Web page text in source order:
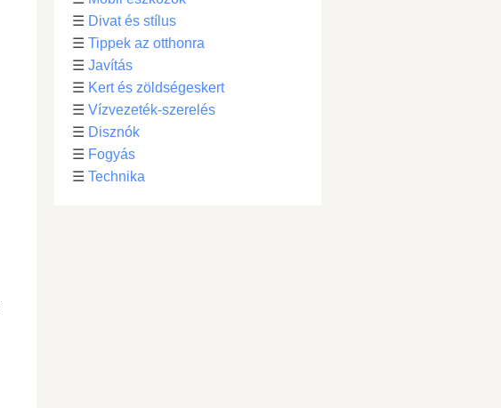
☰ Divat és stílus
☰ Tippek az otthonra
☰ Javítás
☰ Kert és zöldségeskert
☰ Vízvezeték-szerelés
☰ Disznók
☰ Fogyás
☰ Technika